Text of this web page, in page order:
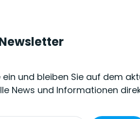
und bleiben Sie auf dem
News und Informationen